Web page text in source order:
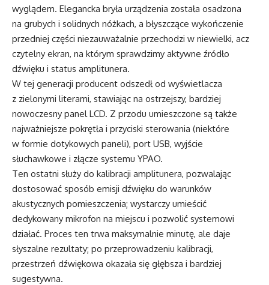
wyglądem. Elegancka bryła urządzenia została osadzona
na grubych i solidnych nóżkach, a błyszczące wykończenie
przedniej części niezauważalnie przechodzi w niewielki, acz
czytelny ekran, na którym sprawdzimy aktywne źródło
dźwięku i status amplitunera.
W tej generacji producent odszedł od wyświetlacza
z zielonymi literami, stawiając na ostrzejszy, bardziej
nowoczesny panel LCD. Z przodu umieszczone są także
najważniejsze pokrętła i przyciski sterowania (niektóre
w formie dotykowych paneli), port USB, wyjście
słuchawkowe i złącze systemu YPAO.
Ten ostatni służy do kalibracji amplitunera, pozwalając
dostosować sposób emisji dźwięku do warunków
akustycznych pomieszczenia; wystarczy umieścić
dedykowany mikrofon na miejscu i pozwolić systemowi
działać. Proces ten trwa maksymalnie minutę, ale daje
słyszalne rezultaty; po przeprowadzeniu kalibracji,
przestrzeń dźwiękowa okazała się głębsza i bardziej
sugestywna.